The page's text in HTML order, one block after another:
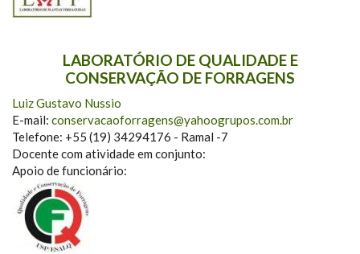
LABORATÓRIO DE QUALIDADE E
CONSERVAÇÃO DE FORRAGENS
Luiz Gustavo Nussio
E-mail: conservacaoforragens@yahoogrupos.com.br
Telefone: +55 (19) 34294176 - Ramal -7
Docente com atividade em conjunto:
Apoio de funcionário: